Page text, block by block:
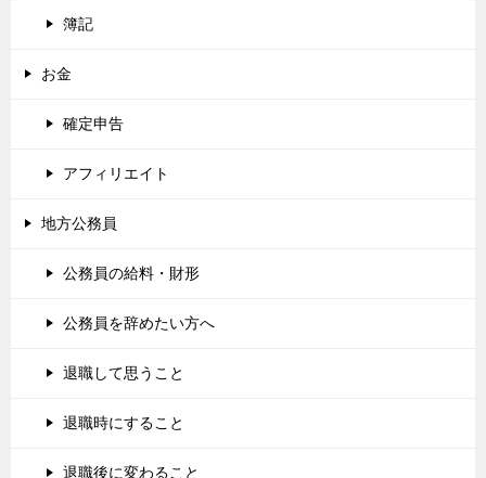
簿記
お金
確定申告
アフィリエイト
地方公務員
公務員の給料・財形
公務員を辞めたい方へ
退職して思うこと
退職時にすること
退職後に変わること